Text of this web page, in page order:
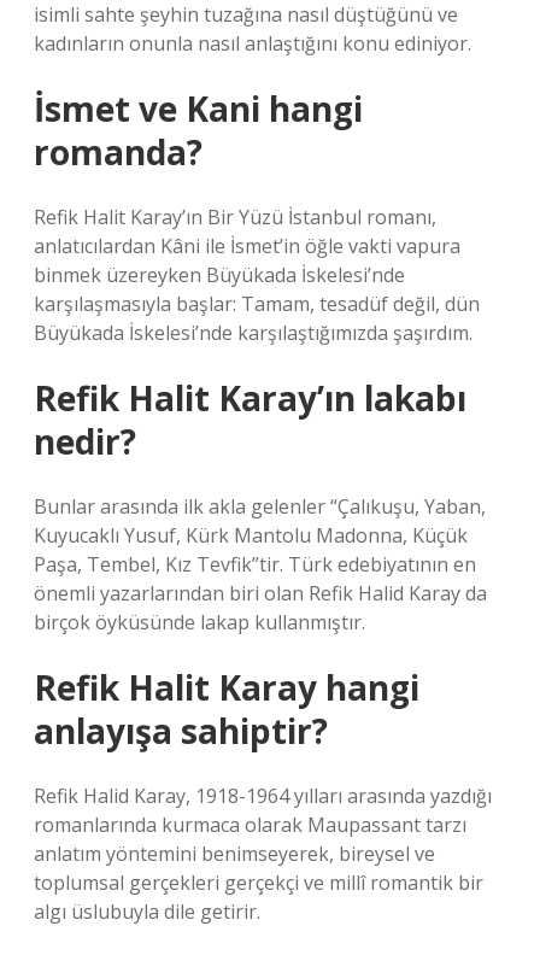
isimli sahte şeyhin tuzağına nasıl düştüğünü ve
kadınların onunla nasıl anlaştığını konu ediniyor.
İsmet ve Kani hangi
romanda?
Refik Halit Karay’ın Bir Yüzü İstanbul romanı,
anlatıcılardan Kâni ile İsmet’in öğle vakti vapura
binmek üzereyken Büyükada İskelesi’nde
karşılaşmasıyla başlar: Tamam, tesadüf değil, dün
Büyükada İskelesi’nde karşılaştığımızda şaşırdım.
Refik Halit Karay’ın lakabı
nedir?
Bunlar arasında ilk akla gelenler “Çalıkuşu, Yaban,
Kuyucaklı Yusuf, Kürk Mantolu Madonna, Küçük
Paşa, Tembel, Kız Tevfik”tir. Türk edebiyatının en
önemli yazarlarından biri olan Refik Halid Karay da
birçok öyküsünde lakap kullanmıştır.
Refik Halit Karay hangi
anlayışa sahiptir?
Refik Halid Karay, 1918-1964 yılları arasında yazdığı
romanlarında kurmaca olarak Maupassant tarzı
anlatım yöntemini benimseyerek, bireysel ve
toplumsal gerçekleri gerçekçi ve millî romantik bir
algı üslubuyla dile getirir.